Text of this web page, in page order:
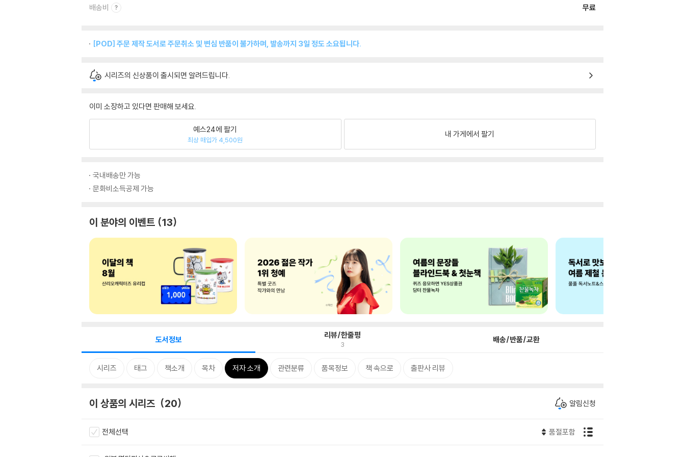
배송비 무료
[POD] 주문 제작 도서로 주문취소 및 변심 반품이 불가하며, 발송까지 3일 정도 소요됩니다.
시리즈의 신상품이 출시되면 알려드립니다.
이미 소장하고 있다면 판매해 보세요.
예스24에 팔기
최상 매입가 4,500원
내 가게에서 팔기
국내배송만 가능
문화비소득공제 가능
이 분야의 이벤트 13
도서정보 리뷰/한줄평
3 배송/반품/교환
시리즈 태그 책소개 목차 저자 소개 관련분류 품목정보 책 속으로 출판사 리뷰
이 상품의 시리즈 20 알림신청
전체선택 품절포함